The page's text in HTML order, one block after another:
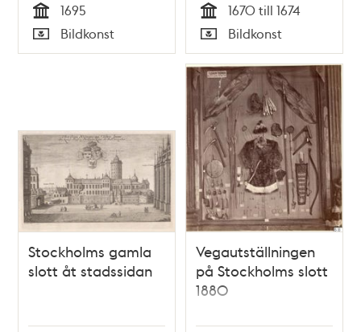
Tid
1695
Typ
Bildkonst Tid
1670 till 1674
Typ
Bildkonst
Stockholms gamla
slott åt stadssidan
Vegautställningen
på Stockholms slott
1880